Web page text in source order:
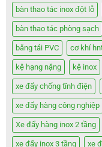
bàn thao tác inox đột lỗ
bàn thao tác phòng sạch
băng tải PVC cơ khí
kệ hạng nặng kệ inox
xe đẩy chống tĩnh điện
xe đẩy hàng công nghiệp
Xe đẩy hàng inox 2 tầng
xe đẩy inox 3 tầng xe